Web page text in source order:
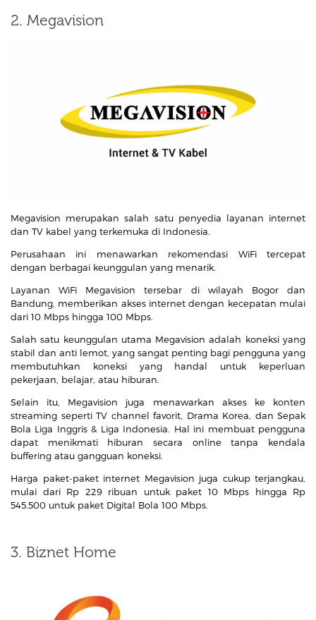
2. Megavision
Megavision merupakan salah satu penyedia layanan internet
dan TV kabel yang terkemuka di Indonesia.
Perusahaan ini menawarkan rekomendasi WiFi tercepat
dengan berbagai keunggulan yang menarik.
Layanan WiFi Megavision tersebar di wilayah Bogor dan
Bandung, memberikan akses internet dengan kecepatan mulai
dari 10 Mbps hingga 100 Mbps.
Salah satu keunggulan utama Megavision adalah koneksi yang
stabil dan anti lemot, yang sangat penting bagi pengguna yang
membutuhkan koneksi yang handal untuk keperluan
pekerjaan, belajar, atau hiburan.
Selain itu, Megavision juga menawarkan akses ke konten
streaming seperti TV channel favorit, Drama Korea, dan Sepak
Bola Liga Inggris & Liga Indonesia. Hal ini membuat pengguna
dapat menikmati hiburan secara online tanpa kendala
buffering atau gangguan koneksi.
Harga paket-paket internet Megavision juga cukup terjangkau,
mulai dari Rp 229 ribuan untuk paket 10 Mbps hingga Rp
545.500 untuk paket Digital Bola 100 Mbps.
3. Biznet Home